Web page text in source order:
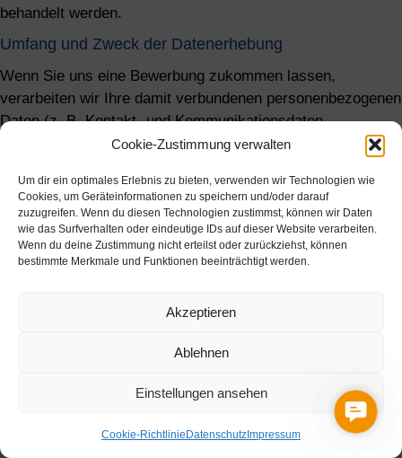
Cookie-Zustimmung verwalten
Um dir ein optimales Erlebnis zu bieten, verwenden wir Technologien wie
Cookies, um Geräteinformationen zu speichern und/oder darauf
zuzugreifen. Wenn du diesen Technologien zustimmst, können wir Daten
wie das Surfverhalten oder eindeutige IDs auf dieser Website verarbeiten.
Wenn du deine Zustimmung nicht erteilst oder zurückziehst, können
bestimmte Merkmale und Funktionen beeinträchtigt werden.
Akzeptieren
Ablehnen
Einstellungen ansehen
Cookie-Richtlinie Datenschutz Impressum
behandelt werden.
Umfang und Zweck der Datenerhebung
Wenn Sie uns eine Bewerbung zukommen lassen,
verarbeiten wir Ihre damit verbundenen personenbezogenen
Daten (z. B. Kontakt- und Kommunikationsdaten,
Bewerbungsunterlagen, Notizen im Rahmen von
über die Begründung eines Beschäftigungsverhältnisses
erforderlich ist. Rechtsgrundlage hierfür ist § 26 BDSG
nach deutschem Recht (Anbahnung eines
Beschäftigungsverhältnisses), Art. 6 Abs. 1 lit. b DSGVO
Einwilligung ist jederzeit widerrufbar. Ihre
personenbezogenen Daten werden innerhalb unseres
die an der Bearbeitung Ihrer Bewerbung beteiligt sind.
Sofern die Bewerbung erfolgreich ist, werden die von Ihnen
eingereichten Daten auf Grundlage von § 26 BDSG und Art.